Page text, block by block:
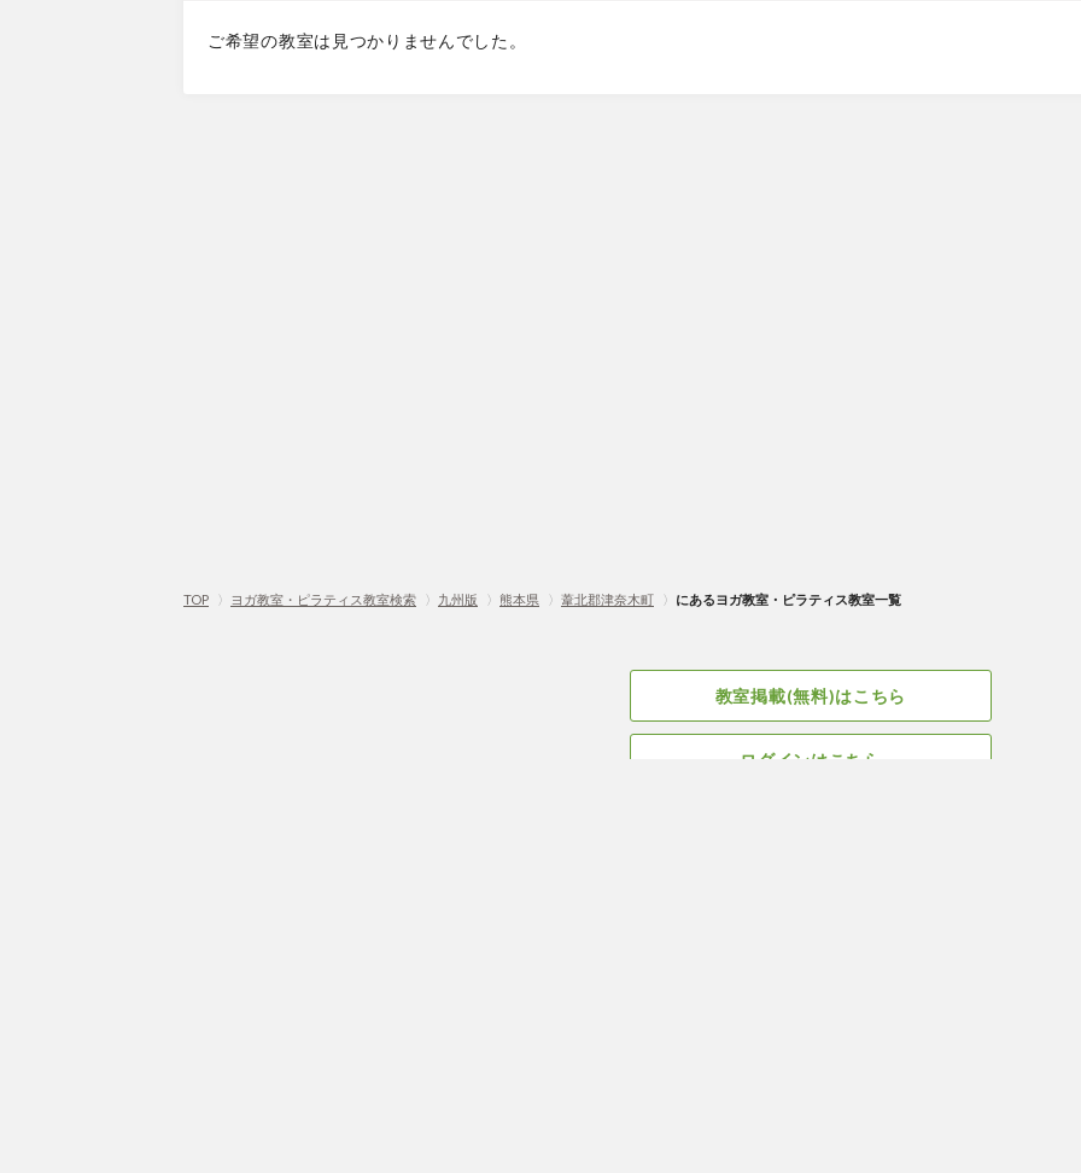
ご希望の教室は見つかりませんでした。
TOP 〉 ヨガ教室・ピラティス教室検索 〉 九州版 〉 熊本県 〉 葦北郡津奈木町 〉 にあるヨガ教室・ピラティス教室一覧
教室掲載(無料)はこちら
ログインはこちら